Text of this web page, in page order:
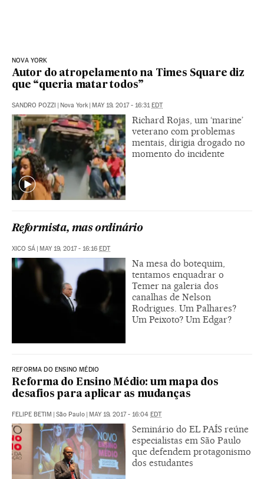
NOVA YORK
Autor do atropelamento na Times Square diz
que “queria matar todos”
SANDRO POZZI | Nova York | MAY 19, 2017 - 16:31EDT
Richard Rojas, um ‘marine’
veterano com problemas
mentais, dirigia drogado no
momento do incidente
Reformista, mas ordinário
XICO SÁ | MAY 19, 2017 - 16:16 EDT
Na mesa do botequim,
tentamos enquadrar o
Temer na galeria dos
canalhas de Nelson
Rodrigues. Um Palhares?
Um Peixoto? Um Edgar?
REFORMA DO ENSINO MÉDIO
Reforma do Ensino Médio: um mapa dos
desafios para aplicar as mudanças
FELIPE BETIM | São Paulo | MAY 19, 2017 - 16:04 EDT
Seminário do EL PAÍS reúne
especialistas em São Paulo
que defendem protagonismo
dos estudantes